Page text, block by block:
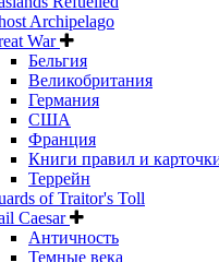
Archipelago
War
Бельгия
Великобритания
Германия
США
Франция
Книги правил и
Террейн
of Traitor's Toll
Caesar
Античность
Темные века